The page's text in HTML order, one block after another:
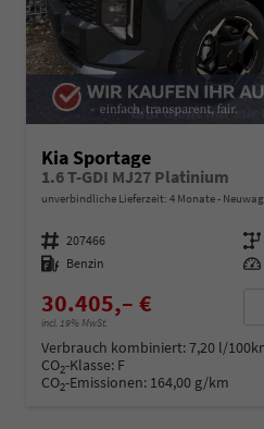
Kia Sportage
1.6 T-GDI MJ27 Platinium
unverbindliche Lieferzeit: 4 Monate
Fahrzeugnummer 207466 Getriebe
Kraftstoff Benzin Leistung
30.405,– €
incl. 19% MwSt.
Verbrauch kombiniert:7,20 l/
CO2-Klasse: F
CO2-Emissionen: 164,00 g/km